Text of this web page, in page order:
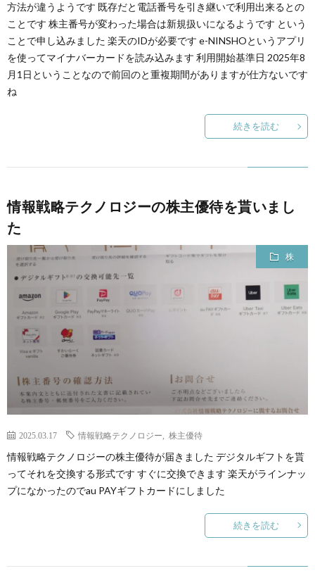
方法が違うようです 既存だと電話番号を引き継いで利用出来るとの
ことです 株主番号が変わった場合は新規扱いになるようです という
ことで申し込みました 楽天のIDが必要です e-NINSHOというアプリ
を使ってマイナバーカードを読み込みます 利用開始基準日 2025年8
月1日ということなので前回のと重複期間がありますが仕方ないです
ね
続きを読む
情報戦略テクノロジーの株主優待を貰いまし
た
株
2025.03.17 情報戦略テクノロジー 株主優待
情報戦略テクノロジーの株主優待が届きました デジタルギフトを貰
ってそれを交換する形式です すぐに交換できます 楽天がラインナッ
プになかったのでau PAYギフトカードにしました
続きを読む